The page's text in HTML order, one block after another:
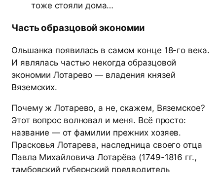
тоже стояли дома…
Часть образцовой экономии
Ольшанка появилась в самом конце 18-го века.
И являлась частью некогда образцовой
экономии Лотарево — владения князей
Вяземских.
Почему ж Лотарево, а не, скажем, Вяземское?
Этот вопрос волновал и меня. Всё просто:
название — от фамилии прежних хозяев.
Прасковья Лотарева, наследница своего отца
Павла Михайловича Лотарёва (1749-1816 гг.,
тамбовский губернский предводитель